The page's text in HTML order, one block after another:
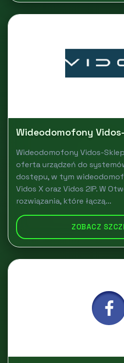
Wideodomofony
Wideodomofony Vidos-
oferta urządzeń do
dostępu, w tym
Vidos X oraz Vidos 2IP. W
rozwiązania, które łączą...
ZOBACZ